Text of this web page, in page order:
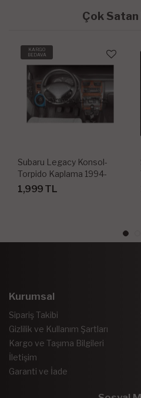
Çok
KARGO
BEDAVA
Subaru Legacy Konsol-
Torpido Kaplama 1994-
1999 12 Parça
1,999 TL
Kurumsal
Sipariş Takibi
Gizlilik ve Kullanım Şartları
Kargo ve Taşıma Bilgileri
İletişim
Garanti ve İade